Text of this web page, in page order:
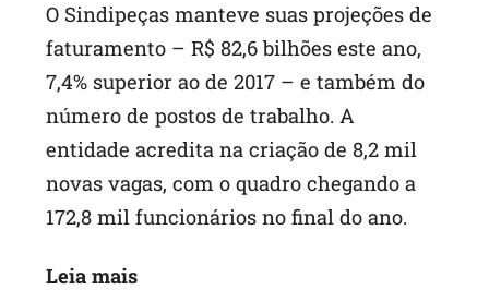
O Sindipeças manteve suas projeções de
faturamento – R$ 82,6 bilhões este ano,
7,4% superior ao de 2017 – e também do
número de postos de trabalho. A
entidade acredita na criação de 8,2 mil
novas vagas, com o quadro chegando a
172,8 mil funcionários no final do ano.
Leia mais